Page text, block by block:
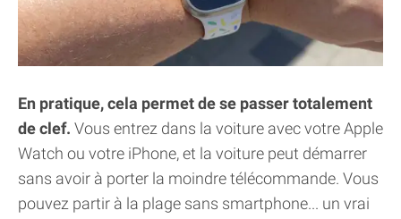
En pratique, cela permet de se passer totalement
de clef. Vous entrez dans la voiture avec votre Apple
Watch ou votre iPhone, et la voiture peut démarrer
sans avoir à porter la moindre télécommande. Vous
pouvez partir à la plage sans smartphone... un vrai